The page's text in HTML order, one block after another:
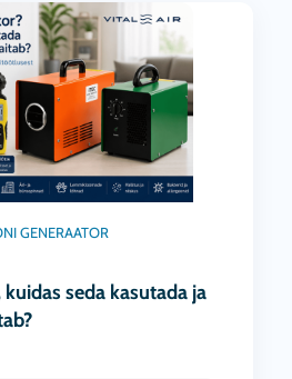
GENERAATOR
seda kasutada ja